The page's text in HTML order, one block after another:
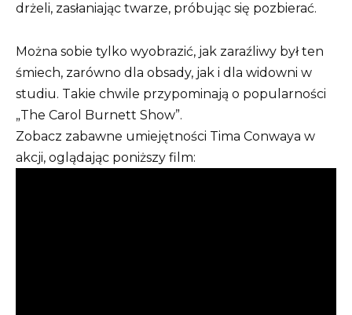
drżeli, zasłaniając twarze, próbując się pozbierać.
Można sobie tylko wyobrazić, jak zaraźliwy był ten
śmiech, zarówno dla obsady, jak i dla widowni w
studiu. Takie chwile przypominają o popularności
„The Carol Burnett Show”.
Zobacz zabawne umiejętności Tima Conwaya w
akcji, oglądając poniższy film: